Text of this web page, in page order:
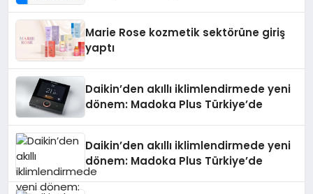
Marie Rose kozmetik sektörüne giriş
yaptı
Daikin’den akıllı iklimlendirmede yeni
dönem: Madoka Plus Türkiye’de
Daikin’den akıllı iklimlendirmede yeni
dönem: Madoka Plus Türkiye’de